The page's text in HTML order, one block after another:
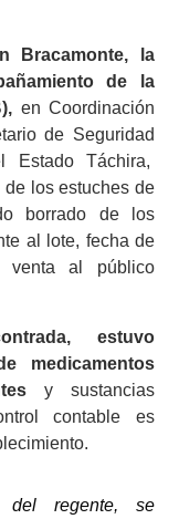
Bracamonte, la
de la
en Coordinación
de Seguridad
Estado Táchira,
los estuches de
borrado de los
al lote, fecha de
venta al público
estuvo
medicamentos
y sustancias
contable es
del regente, se